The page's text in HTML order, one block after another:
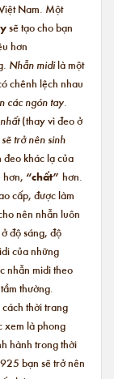
Nam. Một
sẽ tạo cho bạn
hơn
Nhẫn midilà một
chênh lệch nhau
các ngón tay.
(thay vì đeo ở
trở nên sinh
đeo khác lạ của
hơn, “chất” hơn.
cấp, được làm
nên nhẫn luôn
độ sáng, độ
của những
nhẫn midi theo
thường.
thời trang
xem là phong
hành trong thời
bạn sẽ trở nên